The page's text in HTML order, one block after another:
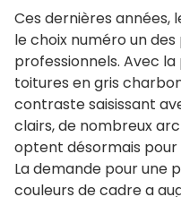
Site web affilié
FAKRO
Slimlite
Ces dernières années,
le choix numéro un
professionnels. Avec
toitures en gris
contraste saisissant
clairs, de nombreux
optent désormais pour
La demande pour une
couleurs de cadre a